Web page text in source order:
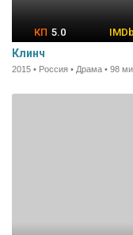
5.0
Клинч
2015 • Россия • Драма • 98